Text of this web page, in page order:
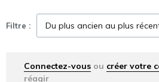
Filtre :
Connectez-vous ou créer votre
réagir